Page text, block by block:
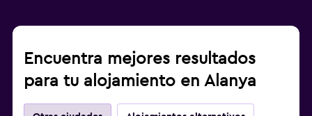
Encuentra mejores resultados
para tu alojamiento en Alanya